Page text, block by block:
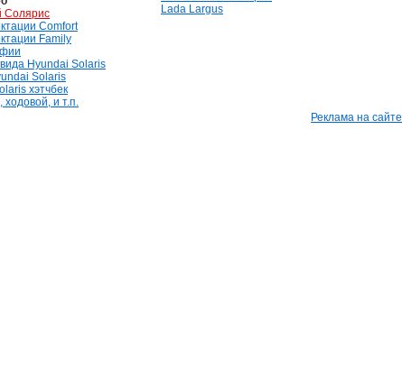
Солярис
Comfort
Family
Hyundai Solaris
Solaris
хэтчбек
ходовой, и т.п.
Lada Largus
Реклама на сайте